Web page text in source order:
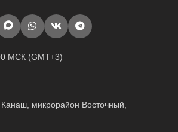
МСК (GMT+3)
микрорайон Восточный,